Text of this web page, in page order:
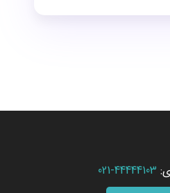
44444103-021